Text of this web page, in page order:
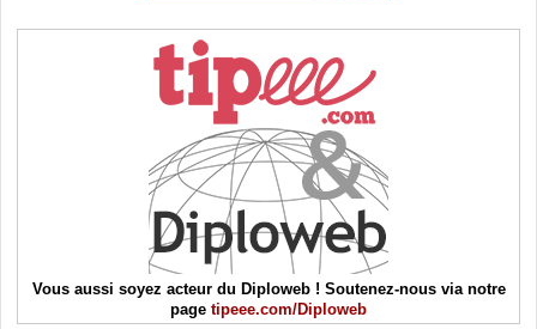
Vous aussi soyez acteur du Diploweb ! Soutenez-nous via notre
page tipeee.com/Diploweb